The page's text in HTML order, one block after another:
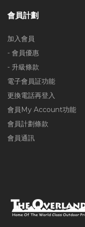
會員計劃
加入會員
- 會員優惠
- 升級條款
電子會員証功能
更換電話再登入
會員My Account功能
會員計劃條款
會員通訊